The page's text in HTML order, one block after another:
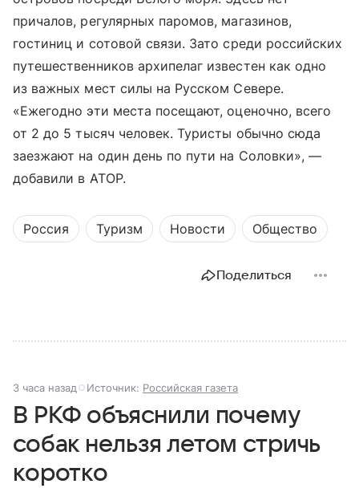
причалов, регулярных паромов, магазинов,
гостиниц и сотовой связи. Зато среди российских
путешественников архипелаг известен как одно
из важных мест силы на Русском Севере.
«Ежегодно эти места посещают, оценочно, всего
от 2 до 5 тысяч человек. Туристы обычно сюда
заезжают на один день по пути на Соловки», —
добавили в АТОР.
Россия Туризм Новости Общество
Поделиться
3 часа назад Источник: Российская газета
В РКФ объяснили почему
собак нельзя летом стричь
коротко